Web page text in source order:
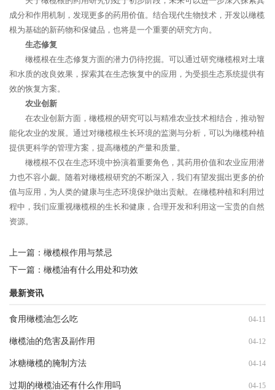
成分和作用机制，发现更多的药用价值。结合现代生物技术，开发以橄榄
根为基础的新药物和保健品，也将是一个重要的研究方向。
生态修复
橄榄根在生态修复方面的潜力仍待挖掘。可以通过研究橄榄根对土壤
和水质的改良效果，探索其在生态恢复中的应用，为受损生态系统提供有
效的恢复方案。
农业创新
在农业创新方面，橄榄根的研究可以与精准农业技术相结合，推动智
能化农业的发展。通过对橄榄根生长环境的监测与分析，可以为橄榄种植
提供更科学的管理方案，提高橄榄的产量和质量。
橄榄根不仅在生态环境中扮演着重要角色，其药用价值和农业应用潜
力也不容小觑。随着对橄榄根研究的不断深入，我们有望发掘出更多的价
值与应用，为人类的健康与生态环境保护做出贡献。在橄榄种植和利用过
程中，我们应重视橄榄根的生长和健康，合理开发和利用这一宝贵的自然
资源。
上一篇： 橄榄根作用与禁忌
下一篇： 橄榄油有什么用处和功效
最新资讯
食用橄榄油怎么吃 04-11
橄榄油的危害及副作用 04-12
冰糖橄榄的腌制方法 04-14
过期的橄榄油还有什么作用吗 04-15